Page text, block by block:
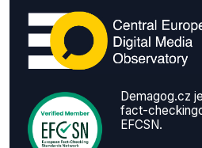
Demagog.cz
fact-
EFCSN.